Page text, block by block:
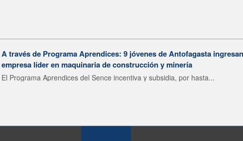
A través de Programa Aprendices: 9 jóvenes de Antofagasta
empresa líder en maquinaria de construcción y minería
El Programa Aprendices del Sence incentiva y subsidia, por hasta...